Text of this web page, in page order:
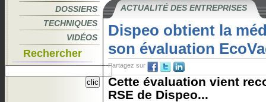
DOSSIERS
TECHNIQUES
VIDÉOS
Rechercher
ACTUALITÉ DES ENTREPRISES
Dispeo obtient la
son évaluation
Partagez sur
Cette évaluation vient
RSE de Dispeo...